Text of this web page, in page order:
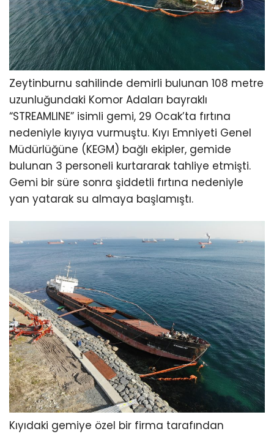
Zeytinburnu sahilinde demirli bulunan 108 metre
uzunluğundaki Komor Adaları bayraklı
“STREAMLINE” isimli gemi, 29 Ocak’ta fırtına
nedeniyle kıyıya vurmuştu. Kıyı Emniyeti Genel
Müdürlüğüne (KEGM) bağlı ekipler, gemide
bulunan 3 personeli kurtararak tahliye etmişti.
Gemi bir süre sonra şiddetli fırtına nedeniyle
yan yatarak su almaya başlamıştı.
Kıyıdaki gemiye özel bir firma tarafından